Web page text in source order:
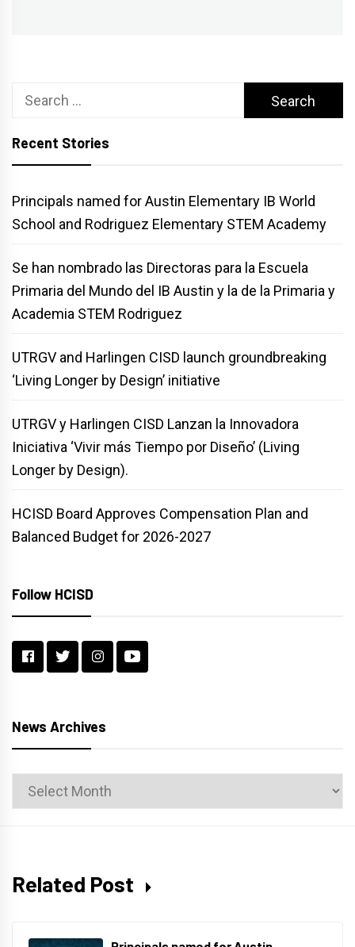
Search
Recent Stories
Principals named for Austin Elementary IB World
School and Rodriguez Elementary STEM Academy
Se han nombrado las Directoras para la Escuela
Primaria del Mundo del IB Austin y la de la Primaria y
Academia STEM Rodriguez
UTRGV and Harlingen CISD launch groundbreaking
‘Living Longer by Design’ initiative
UTRGV y Harlingen CISD Lanzan la Innovadora
Iniciativa ‘Vivir más Tiempo por Diseño’ (Living
Longer by Design).
HCISD Board Approves Compensation Plan and
Balanced Budget for 2026-2027
Follow HCISD
News Archives
News
Archives
Related Post